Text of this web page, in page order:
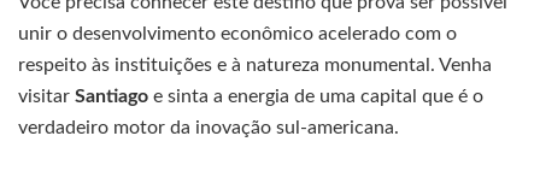
unir o desenvolvimento econômico acelerado com o
respeito às instituições e à natureza monumental. Venha
visitar Santiago e sinta a energia de uma capital que é o
verdadeiro motor da inovação sul-americana.